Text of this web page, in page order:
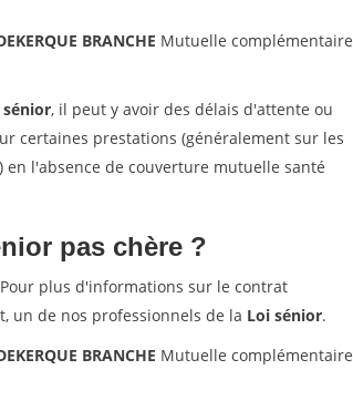
BRANCHE Mutuelle complémentaire
, il peut y avoir des délais d'attente ou
certaines prestations (généralement sur les
l'absence de couverture mutuelle santé
pas chère ?
plus d'informations sur le contrat
un de nos professionnels de la Loi sénior.
BRANCHE Mutuelle complémentaire